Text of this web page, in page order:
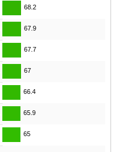
68.2
67.9
67.7
67
66.4
65.9
65